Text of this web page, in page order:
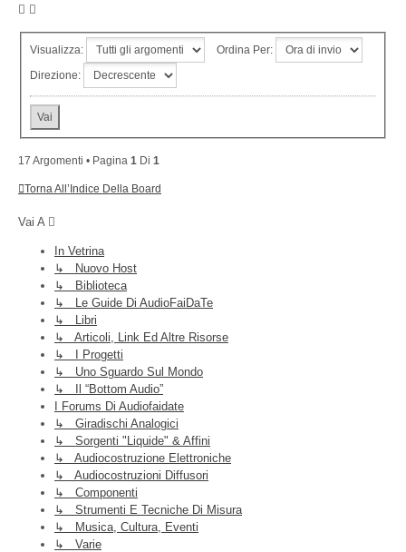
Visualizza:
Ordina Per:
Direzione:
17 Argomenti • Pagina 1 Di 1
Torna All’Indice Della Board
Vai A
In Vetrina
↳ Nuovo Host
↳ Biblioteca
↳ Le Guide Di AudioFaiDaTe
↳ Libri
↳ Articoli, Link Ed Altre Risorse
↳ I Progetti
↳ Uno Sguardo Sul Mondo
↳ Il “Bottom Audio”
I Forums Di Audiofaidate
↳ Giradischi Analogici
↳ Sorgenti "liquide" & Affini
↳ Audiocostruzione Elettroniche
↳ Audiocostruzioni Diffusori
↳ Componenti
↳ Strumenti E Tecniche Di Misura
↳ Musica, Cultura, Eventi
↳ Varie